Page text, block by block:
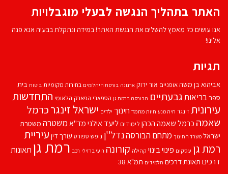
האתר בתהליך הנגשה לבעלי מוגבלויות
אנו עושים כל מאמץ להשלים את הנגשת האתר! במידה ונתקלת בבעיה אנא פנה
אלינו!
תגיות
אביהוא בן משהאופניים אור ירוק ארנונה בורסת היהלומים בחירות מקומיות ביטוח בית
ספרבריאותגבעתיים הבורסה ברמת גן הספארי הפארק הלאומי התחדשות
עירוניתזינגר חיה מנע חיות מחמד חינוך ילדים ישראל זינגרכרמל
שאמה כרמל שאמה הכהן לימודים ליעד אילנימד''אמשטרה משטרת
ישראל משרד החינוך מתחם הבורסהנדל''ן נופש ספורט עורך דין עיריית
רמת גן עסקים פינוי בינוי קהילה קורונה רועי ברזילי רכב רמת גן תאונות
דרכים תאונת דרכים תלמידים תמ"א 38